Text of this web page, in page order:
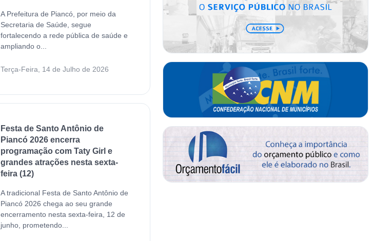
A Prefeitura de Piancó, por meio da
Secretaria de Saúde, segue
fortalecendo a rede pública de saúde e
ampliando o...
Terça-Feira, 14 de Julho de 2026
Festa de Santo Antônio de
Piancó 2026 encerra
programação com Taty Girl e
grandes atrações nesta sexta-
feira (12)
A tradicional Festa de Santo Antônio de
Piancó 2026 chega ao seu grande
encerramento nesta sexta-feira, 12 de
junho, prometendo...